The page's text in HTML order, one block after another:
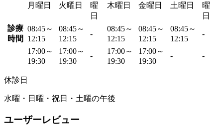
月曜日 火曜日
曜
日
木曜日 金曜日 土曜日
曜
日
診療
時間
08:45～
12:15
08:45～
12:15
-
08:45～
12:15
08:45～
12:15
08:45～
12:15
-
17:00～
19:30
17:00～
19:30
-
17:00～
19:30
17:00～
19:30
- -
休診日
水曜・日曜・祝日・土曜の午後
ユーザーレビュー